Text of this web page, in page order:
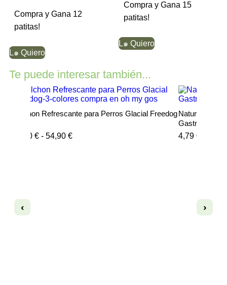
Compra y Gana 12
patitas!
L๑ Quiero
Compra y Gana 15
patitas!
L๑ Quiero
Te puede interesar también...
‹
Colchon Refrescante para Perros Glacial Freedog
31,40 € - 54,90 €
Natural
4,79 €
›